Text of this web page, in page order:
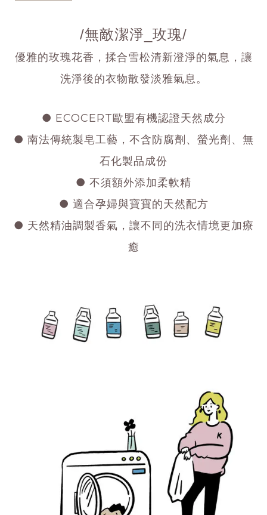
/無敵潔淨_玫瑰/
優雅的玫瑰花香，揉合雪松清新澄淨的氣息，讓
洗淨後的衣物散發淡雅氣息。
● ECOCERT歐盟有機認證天然成分
● 南法傳統製皂工藝，不含防腐劑、螢光劑、無
石化製品成份
● 不須額外添加柔軟精
● 適合孕婦與寶寶的天然配方
● 天然精油調製香氣，讓不同的洗衣情境更加療
癒